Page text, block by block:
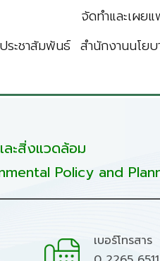
จัดทำและเผย
ระชาสัมพันธ์ สำนักงานนโย
ละสิ่งแวดล้อม
Policy and
เบอร์โทรสาร